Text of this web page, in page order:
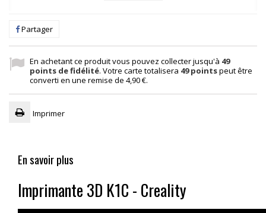
Partager
En achetant ce produit vous pouvez collecter jusqu'à 49
points de fidélité. Votre carte totalisera 49pointspeut être
converti en une remise de 4,90 €.
Imprimer
En savoir plus
Imprimante 3D K1C - Creality